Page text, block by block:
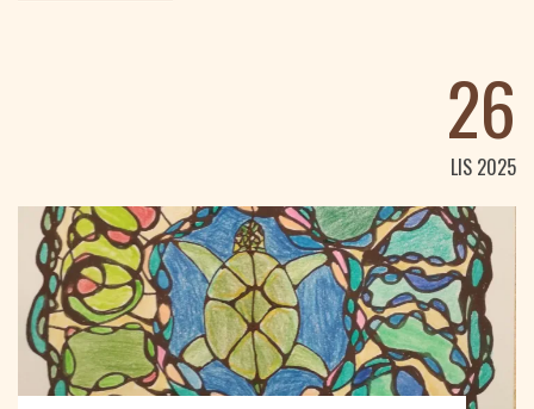
26
LIS 2025